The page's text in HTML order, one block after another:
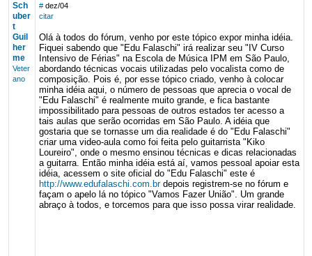
Sch
uber
t
Guil
her
me
Veter
ano
# dez/04
citar
Olá à todos do fórum, venho por este tópico expor minha idéia.
Fiquei sabendo que "Edu Falaschi" irá realizar seu "IV Curso
Intensivo de Férias" na Escola de Música IPM em São Paulo,
abordando técnicas vocais utilizadas pelo vocalista como de
composição. Pois é, por esse tópico criado, venho à colocar
minha idéia aqui, o número de pessoas que aprecia o vocal de
"Edu Falaschi" é realmente muito grande, e fica bastante
impossibilitado para pessoas de outros estados ter acesso a
tais aulas que serão ocorridas em São Paulo. A idéia que
gostaria que se tornasse um dia realidade é do "Edu Falaschi"
criar uma video-aula como foi feita pelo guitarrista "Kiko
Loureiro", onde o mesmo ensinou técnicas e dicas relacionadas
a guitarra. Então minha idéia está aí, vamos pessoal apoiar esta
idéia, acessem o site oficial do "Edu Falaschi" este é
http://www.edufalaschi.com.brdepois registrem-se no fórum e
façam o apelo lá no tópico "Vamos Fazer União". Um grande
abraço à todos, e torcemos para que isso possa virar realidade.